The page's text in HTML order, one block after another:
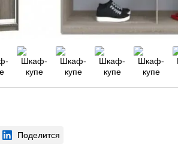
Поделится